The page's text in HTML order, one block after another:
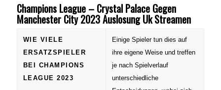
Champions League – Crystal Palace Gegen
Manchester City 2023 Auslosung Uk Streamen
WIE VIELE
ERSATZSPIELER
BEI CHAMPIONS
LEAGUE 2023
Einige Spieler tun dies auf
ihre eigene Weise und treffen
je nach Spielverlauf
unterschiedliche